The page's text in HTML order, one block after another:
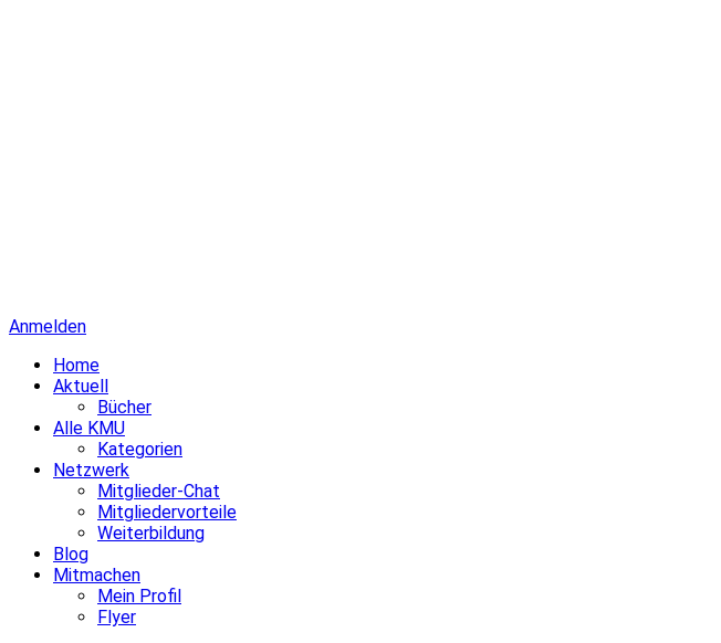
Anmelden
Home
Aktuell
Bücher
Alle KMU
Kategorien
Netzwerk
Mitglieder-Chat
Mitgliedervorteile
Weiterbildung
Blog
Mitmachen
Mein Profil
Flyer